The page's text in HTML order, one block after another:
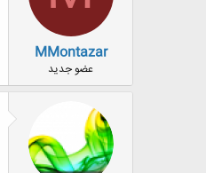
MMontazar
عضو جدید